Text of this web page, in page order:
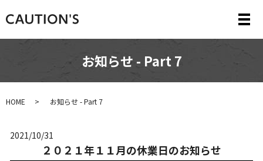
メ
お知らせ - Part 7
HOME お知らせ - Part 7
2021/10/31
２０２１年１１月の休業日のお知らせ